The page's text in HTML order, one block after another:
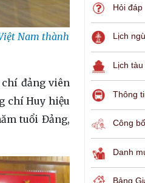
Nam thành
đảng viên
chí Huy hiệu
tuổi Đảng,
Hỏi đáp
Lịch
Lịch tàu
Thông
Công
Danh
Bảng